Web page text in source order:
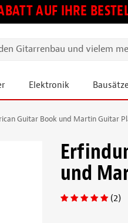
AUF IHRE
Elektronik
Guitar Book und Martin Guitar
und
(2)